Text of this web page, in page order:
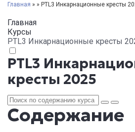
Главная » » PTL3 Инкарнационные кресты
Главная
Курсы
PTL3 Инкарнационные кресты
PTL3
кресты 2025
Содержание